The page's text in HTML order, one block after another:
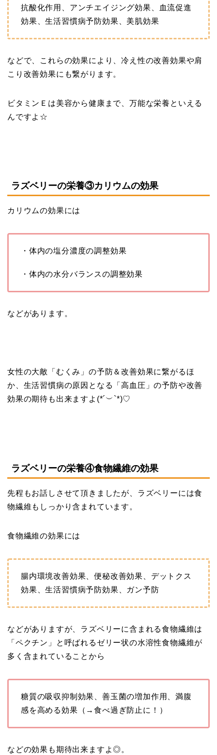
抗酸化作用、アンチエイジング効果、血流促進
効果、生活習慣病予防効果、美肌効果
などで、これらの効果により、冷え性の改善効果や肩
こり改善効果にも繋がります。
ビタミンＥは美容から健康まで、万能な栄養といえる
んですよ☆
ラズベリーの栄養③カリウムの効果
カリウムの効果には
・体内の塩分濃度の調整効果
・体内の水分バランスの調整効果
などがあります。
女性の大敵「むくみ」の予防＆改善効果に繋がるほ
か、生活習慣病の原因となる「高血圧」の予防や改善
効果の期待も出来ますよ(*´︶`*)♡
ラズベリーの栄養④食物繊維の効果
先程もお話しさせて頂きましたが、ラズベリーには食
物繊維もしっかり含まれています。
食物繊維の効果には
腸内環境改善効果、便秘改善効果、デットクス
効果、生活習慣病予防効果、ガン予防
などがありますが、ラズベリーに含まれる食物繊維は
「ペクチン」と呼ばれるゼリー状の水溶性食物繊維が
多く含まれていることから
糖質の吸収抑制効果、善玉菌の増加作用、満腹
感を高める効果（→食べ過ぎ防止に！）
などの効果も期待出来ますよ◎。